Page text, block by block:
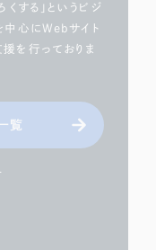
する」というビジ
中心にWebサイト
を行っておりま
覧